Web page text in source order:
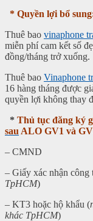
* Quyền lợi bổ
Thuê bao vinaphone
miễn phí cam kết số
đồng/tháng trở xuống.
Thuê bao Vinaphone
16 hàng tháng được
quyền lợi không thay
* Thủ tục đăng ký
sau ALO GV1 và
– CMND
– Giấy xác nhận công
TpHCM)
– KT3 hoặc hộ khẩu (
khác TpHCM)